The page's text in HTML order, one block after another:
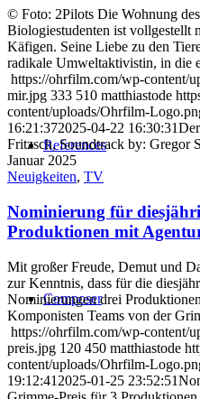
References
Composer
© Foto: 2Pilots Die Wohnung des
Biologiestudenten ist vollgestellt
Käfigen. Seine Liebe zu den
radikale Umweltaktivistin, in die
https://ohrfilm.com/wp-content/
mir.jpg 333 510 matthiastode
content/uploads/Ohrfilm-
16:21:372025-04-22 16:30:31
Fritzsch, Soundtrack by: Gregor
Januar 2025
Neuigkeiten, TV
Nominierung für
Produktionen mit
Mit großer Freude, Demut und
zur Kenntnis, dass für die
Nominierungen drei
Komponisten Teams von der
https://ohrfilm.com/wp-content/
preis.jpg 120 450 matthiastode
content/uploads/Ohrfilm-
19:12:41 2025-01-25 23:52:51